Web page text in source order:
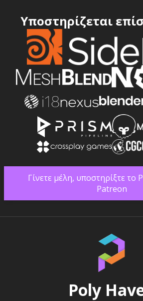
Υποστηρίζεται
Γίνετε μέλη, υποστηρίξτε το
Patreon
Poly